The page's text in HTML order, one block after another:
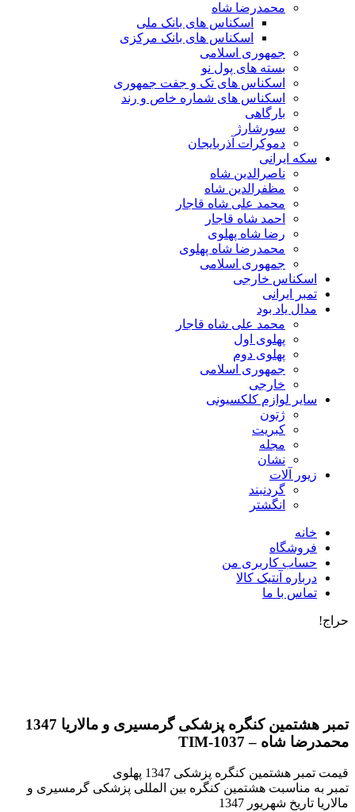
محمدرضا شاه
اسکناس های بانک ملی
اسکناس های بانک مرکزی
جمهوری اسلامی
بسته های پول نو
اسکناس های تک و جفت جمهوری
اسکناس های شماره خاص و رند
بارگاهی
سورشارژ
دموکرات آذربایجان
سکه ایرانی
ناصرالدین شاه
مظفرالدین شاه
محمد علی شاه قاجار
احمد شاه قاجار
رضا شاه پهلوی
محمدرضا شاه پهلوی
جمهوری اسلامی
اسکناس خارجی
تمبر ایرانی
مدال یاد بود
محمد علی شاه قاجار
پهلوی اول
پهلوی دوم
جمهوری اسلامی
خارجی
سایر لوازم کلکسیونی
ژتون
کبریت
مجله
نشان
زیور آلات
گردنبند
انگشتر
خانه
فروشگاه
حساب کاربری من
درباره آنتیک کالا
تماس با ما
حراج!
تمبر هشتمین کنگره پزشکی گرمسیری و مالاریا 1347
محمدرضا شاه – TIM-1037
قیمت تمبر هشتمین کنگره پزشکی 1347 پهلوی
تمبر به مناسبت هشتمین کنگره بین المللی پزشکی گرمسیری و
مالاریا تاریخ شهریور 1347